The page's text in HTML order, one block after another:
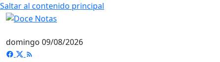
Saltar al contenido principal
domingo 09/08/2026